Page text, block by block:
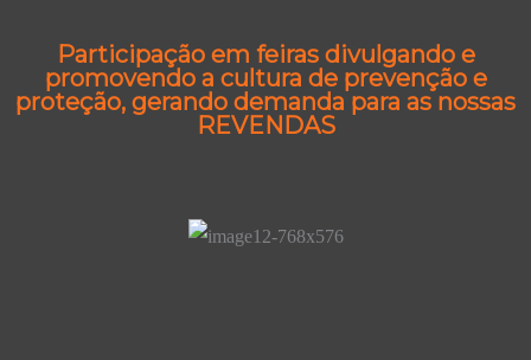
Participação em feiras divulgando e
promovendo a cultura de prevenção e
proteção, gerando demanda para as nossas
REVENDAS